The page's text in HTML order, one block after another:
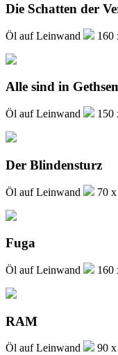
Die Schatten der
Öl auf Leinwand 160
Alle sind in
Öl auf Leinwand 150
Der Blindensturz
Öl auf Leinwand 70
Fuga
Öl auf Leinwand 160
RAM
Öl auf Leinwand 90